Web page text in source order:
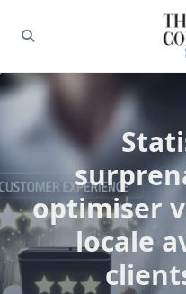
optimiser
locale